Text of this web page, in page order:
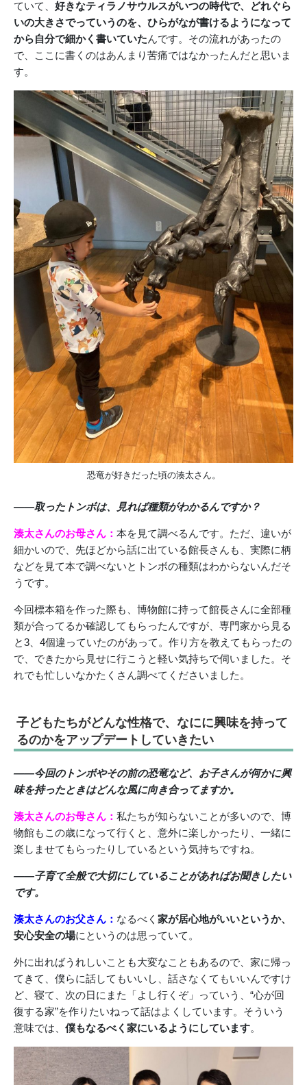
ていて、 好きなティラノサウルスがいつの時代で、どれぐら
いの大きさでっていうのを、ひらがなが書けるようになって
から自分で細かく書いていたんです。その流れがあったの
で、ここに書くのはあんまり苦痛ではなかったんだと思いま
す。
恐竜が好きだった頃の湊太さん。
――取ったトンボは、見れば種類がわかるんですか？
湊太さんのお母さん： 本を見て調べるんです。ただ、違いが
細かいので、先ほどから話に出ている館長さんも、実際に柄
などを見て本で調べないとトンボの種類はわからないんだそ
うです。
今回標本箱を作った際も、博物館に持って館長さんに全部種
類が合ってるか確認してもらったんですが、専門家から見る
と3、4個違っていたのがあって。作り方を教えてもらったの
で、できたから見せに行こうと軽い気持ちで伺いました。そ
れでも忙しいなかたくさん調べてくださいました。
子どもたちがどんな性格で、なにに興味を持って
るのかをアップデートしていきたい
――今回のトンボやその前の恐竜など、お子さんが何かに興
味を持ったときはどんな風に向き合ってますか。
湊太さんのお母さん： 私たちが知らないことが多いので、博
物館もこの歳になって行くと、意外に楽しかったり、一緒に
楽しませてもらったりしているという気持ちですね。
――子育て全般で大切にしていることがあればお聞きしたい
です。
湊太さんのお父さん： なるべく 家が居心地がいいというか、
安心安全の場にというのは思っていて。
外に出ればうれしいことも大変なこともあるので、家に帰っ
てきて、僕らに話してもいいし、話さなくてもいいんですけ
ど、寝て、次の日にまた「よし行くぞ」っていう、“心が回
復する家”を作りたいねって話はよくしています。そういう
意味では、 僕もなるべく家にいるようにしています。